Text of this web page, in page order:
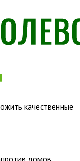
качественные